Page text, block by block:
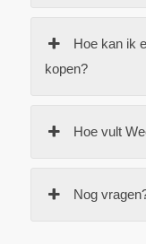
Hoe kan ik
kopen?
Hoe vult
Nog